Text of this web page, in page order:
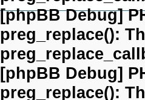
[phpBB Debug]
preg_replace():
[phpBB Debug]
preg_replace():